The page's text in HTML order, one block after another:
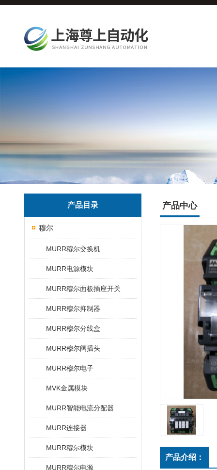
产品目录
穆尔
MURR穆尔交换机
MURR电源模块
MURR穆尔面板插座开关
MURR穆尔抑制器
MURR穆尔分线盒
MURR穆尔阀插头
MURR穆尔电子
MVK金属模块
MURR智能电流分配器
MURR连接器
MURR穆尔模块
MURR穆尔电源
产品中心
产品介绍：